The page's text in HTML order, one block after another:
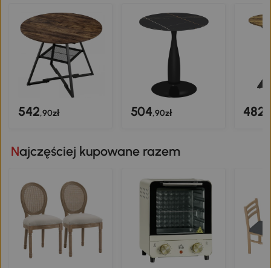
542,90zł 504,90zł 482
Najczęściej kupowane razem